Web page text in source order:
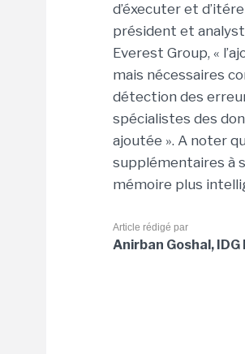
d’éxecuter et
président et
Everest Group, «
mais nécessaires
détection des
spécialistes des
ajoutée ». A noter
supplémentaires à
mémoire plus
Article rédigé par
Anirban Goshal,